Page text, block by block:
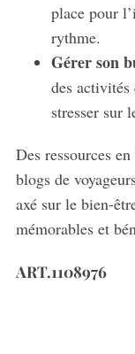
place pour
rythme.
Gérer son
des activités
stresser sur
Des ressources
blogs de
axé sur le bien-
mémorables et
ART.1108976